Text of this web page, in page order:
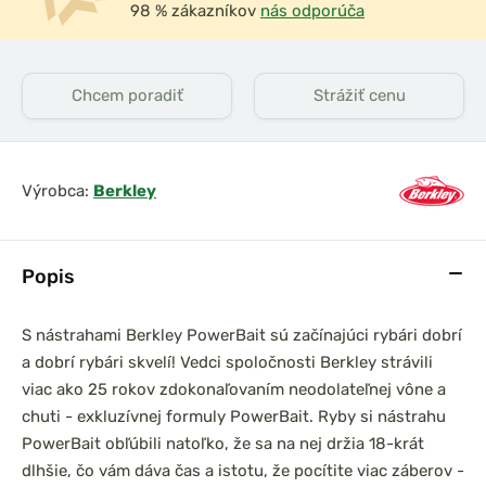
Popis
S nástrahami Berkley PowerBait sú začínajúci rybári dobrí
a dobrí rybári skvelí! Vedci spoločnosti Berkley strávili
viac ako 25 rokov zdokonaľovaním neodolateľnej vône a
chuti - exkluzívnej formuly PowerBait. Ryby si nástrahu
PowerBait obľúbili natoľko, že sa na nej držia 18-krát
dlhšie, čo vám dáva čas a istotu, že pocítite viac záberov -
98 % zákazníkov nás odporúča
Chcem poradiť Strážiť cenu
Výrobca: Berkley